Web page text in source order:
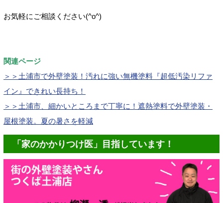
お気軽にご相談ください(^o^)
関連ページ
＞＞土浦市で外壁塗装！汚れに強い無機塗料『超低汚染リファ
イン』できれい長持ち！
＞＞土浦市、細かいところまで丁寧に！遮熱塗料で外壁塗装・
屋根塗装。夏の暑さを軽減
「家のかかりつけ医」目指しています！